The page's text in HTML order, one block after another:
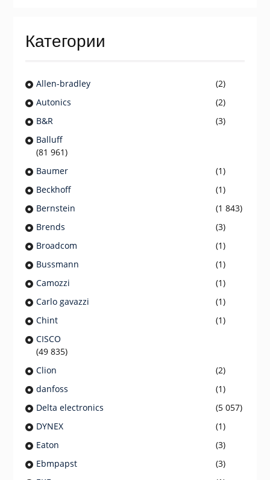
Категории
Allen-bradley
(2)
Autonics
(2)
B&R
(3)
Balluff
(81 961)
Baumer
(1)
Beckhoff
(1)
Bernstein
(1 843)
Brends
(3)
Broadcom
(1)
Bussmann
(1)
Camozzi
(1)
Carlo gavazzi
(1)
Chint
(1)
CISCO
(49 835)
Clion
(2)
danfoss
(1)
Delta electronics
(5 057)
DYNEX
(1)
Eaton
(3)
Ebmpapst
(3)